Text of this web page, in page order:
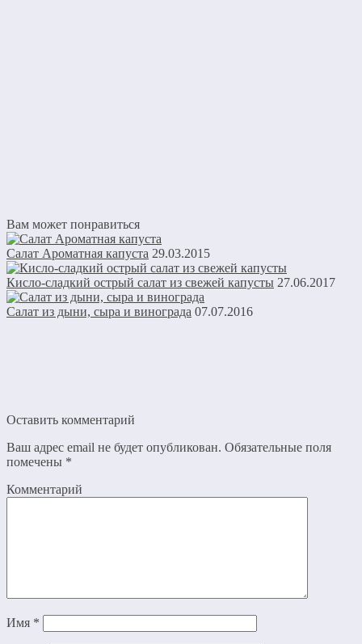
Вам может понравиться
Салат Ароматная капуста 29.03.2015
Кисло-сладкий острый салат из свежей капусты 27.06.2017
Салат из дыни, сыра и винограда 07.07.2016
Оставить комментарий
Ваш адрес email не будет опубликован. Обязательные поля
помечены *
Комментарий
Имя *